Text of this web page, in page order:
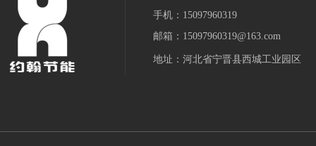
手机：15097960319
邮箱：15097960319@163.com
地址：河北省宁晋县西城工业园区